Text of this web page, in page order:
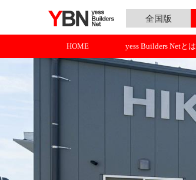
全国版
HOME yess Builders Netとは